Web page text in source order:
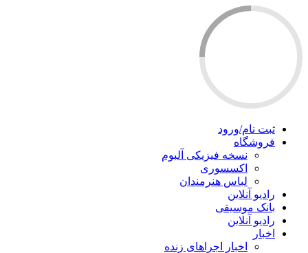
ثبت نام/ورود
فروشگاه
نسخه فیزیکی آلبوم
اکسسوری
لباس هنرمندان
رادیو آنلاین
بانک موسیقی
رادیو آنلاین
اخبار
اخبار اجراهای زنده